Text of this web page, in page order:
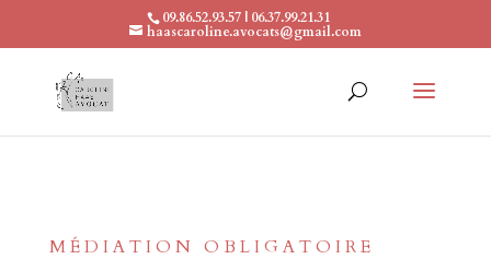
09.86.52.93.57 | 06.37.99.21.31
haascaroline.avocats@gmail.com
MÉDIATION OBLIGATOIRE